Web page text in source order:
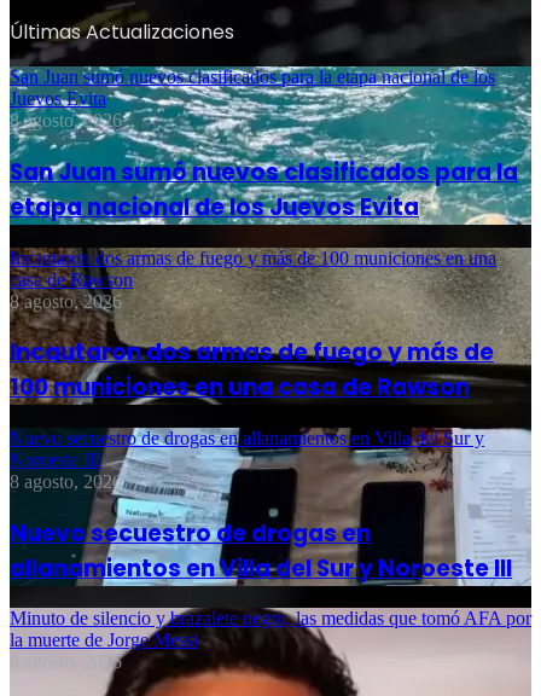
Últimas Actualizaciones
San Juan sumó nuevos clasificados para la etapa nacional de los
Juevos Evita
8 agosto, 2026
San Juan sumó nuevos clasificados para la
etapa nacional de los Juevos Evita
Incautaron dos armas de fuego y más de 100 municiones en una
casa de Rawson
8 agosto, 2026
Incautaron dos armas de fuego y más de
100 municiones en una casa de Rawson
Nuevo secuestro de drogas en allanamientos en Villa del Sur y
Noroeste III
8 agosto, 2026
Nuevo secuestro de drogas en
allanamientos en Villa del Sur y Noroeste III
Minuto de silencio y brazalete negro, las medidas que tomó AFA por
la muerte de Jorge Messi
8 agosto, 2026